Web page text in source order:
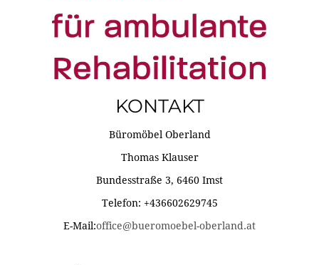
KONTAKT
Büromöbel Oberland
Thomas Klauser
Bundesstraße 3, 6460 Imst
Telefon: +436602629745
E-Mail:office@bueromoebel-oberland.at